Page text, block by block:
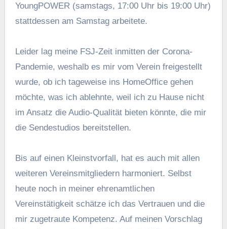
YoungPOWER (samstags, 17:00 Uhr bis 19:00 Uhr)
stattdessen am Samstag arbeitete.
Leider lag meine FSJ-Zeit inmitten der Corona-
Pandemie, weshalb es mir vom Verein freigestellt
wurde, ob ich tageweise ins HomeOffice gehen
möchte, was ich ablehnte, weil ich zu Hause nicht
im Ansatz die Audio-Qualität bieten könnte, die mir
die Sendestudios bereitstellen.
Bis auf einen Kleinstvorfall, hat es auch mit allen
weiteren Vereinsmitgliedern harmoniert. Selbst
heute noch in meiner ehrenamtlichen
Vereinstätigkeit schätze ich das Vertrauen und die
mir zugetraute Kompetenz. Auf meinen Vorschlag